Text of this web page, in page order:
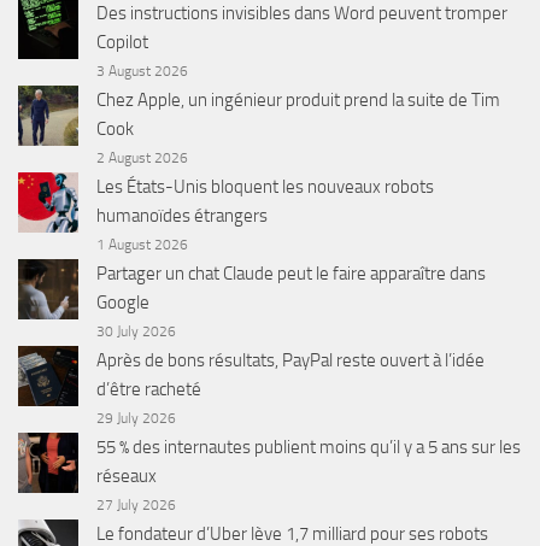
Des instructions invisibles dans Word peuvent tromper
Copilot
3 August 2026
Chez Apple, un ingénieur produit prend la suite de Tim
Cook
2 August 2026
Les États-Unis bloquent les nouveaux robots
humanoïdes étrangers
1 August 2026
Partager un chat Claude peut le faire apparaître dans
Google
30 July 2026
Après de bons résultats, PayPal reste ouvert à l’idée
d’être racheté
29 July 2026
55 % des internautes publient moins qu’il y a 5 ans sur les
réseaux
27 July 2026
Le fondateur d’Uber lève 1,7 milliard pour ses robots